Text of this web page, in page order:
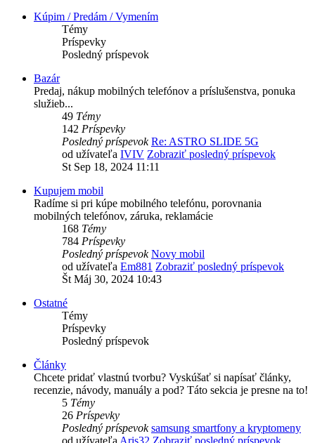
Kúpim / Predám / Vymením
Témy
Príspevky
Posledný príspevok
Bazár
Predaj, nákup mobilných telefónov a príslušenstva, ponuka
služieb...
49 Témy
142 Príspevky
Posledný príspevok Re: ASTRO SLIDE 5G
od užívateľa IVIV Zobraziť posledný príspevok
St Sep 18, 2024 11:11
Kupujem mobil
Radíme si pri kúpe mobilného telefónu, porovnania
mobilných telefónov, záruka, reklamácie
168 Témy
784 Príspevky
Posledný príspevok Novy mobil
od užívateľa Em881 Zobraziť posledný príspevok
Št Máj 30, 2024 10:43
Ostatné
Témy
Príspevky
Posledný príspevok
Články
Chcete pridať vlastnú tvorbu? Vyskúšať si napísať články,
recenzie, návody, manuály a pod? Táto sekcia je presne na to!
5 Témy
26 Príspevky
Posledný príspevok samsung smartfony a kryptomeny